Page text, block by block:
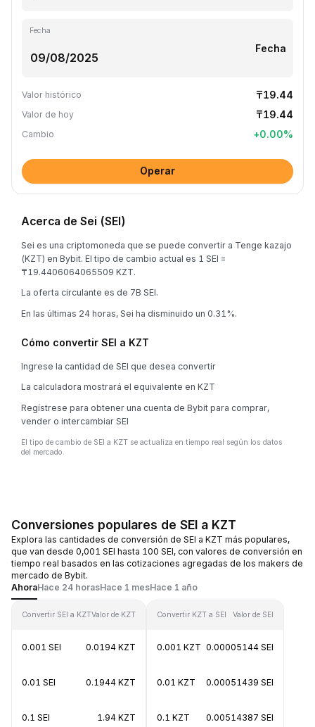
Fecha
Fecha
Valor histórico ₸19.44
Valor de hoy ₸19.44
Cambio +0.00%
Operar
Acerca de Sei (SEI)
Sei es una criptomoneda que se puede convertir a Tenge kazajo
(KZT) en Bybit. El tipo de cambio actual es 1 SEI =
₸19.4406064065509 KZT.
La oferta circulante es de 7B SEI.
En las últimas 24 horas, Sei ha disminuido un 0.31%.
Cómo convertir SEI a KZT
Ingrese la cantidad de SEI que desea convertir
La calculadora mostrará el equivalente en KZT
Regístrese para obtener una cuenta de Bybit para comprar,
vender o intercambiar SEI
El tipo de cambio de SEI a KZT se actualiza en tiempo real según los datos
del mercado.
Conversiones populares de SEI a KZT
Explora las cantidades de conversión de SEI a KZT más populares,
que van desde 0,001 SEI hasta 100 SEI, con valores de conversión en
tiempo real basados en las cotizaciones agregadas de los makers de
mercado de Bybit.
AhoraHace 24 horasHace 1 mesHace 1 año
Convertir SEI a KZTValor de KZT
0.001 SEI 0.0194 KZT
0.01 SEI 0.1944 KZT
0.1 SEI 1.94 KZT
Convertir KZT a SEI Valor de SEI
0.001 KZT 0.00005144 SEI
0.01 KZT 0.00051439 SEI
0.1 KZT 0.00514387 SEI